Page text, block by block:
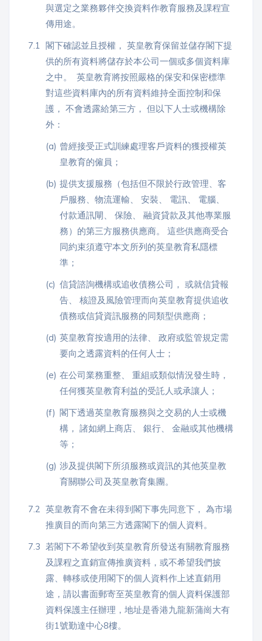
篩選結果
與選定之業務夥伴交換資料作教育服務及課程宣
傳用途。
7.1 閣下確認並且授權， 英皇教育保留並儲存閣下提
供的所有資料將儲存於本公司一個或多個資料庫
之中。 英皇教育將按照嚴格的保安和保密標準
對這些資料庫內的所有資料維持全面控制和保
護， 不會透露給第三方， 但以下人士或機構除
外：
(a) 曾經接受正式訓練處理客戶資料的獲授權英
皇教育的僱員；
(b) 提供支援服務（包括但不限於行政管理、客
戶服務、物流運輸、 安裝、 電訊、 電腦、
付款通訊閘、 保險、 融資貸款及其他專業服
務）的第三方服務供應商。 這些供應商受合
同約束須遵守本文所列的英皇教育私隱標
準；
(c) 信貸諮詢機構或追收債務公司， 或就信貸報
告、 核證及風險管理而向英皇教育提供追收
債務或信貸資訊服務的同類型供應商；
(d) 英皇教育按適用的法律、 政府或監管規定需
要向之透露資料的任何人士；
(e) 在公司業務重整、 重組或類似情況發生時，
任何獲英皇教育利益的受託人或承讓人；
(f) 閣下透過英皇教育服務與之交易的人士或機
構， 諸如網上商店、 銀行、 金融或其他機構
等；
(g) 涉及提供閣下所須服務或資訊的其他英皇教
育關聯公司及英皇教育集團。
7.2 英皇教育不會在未得到閣下事先同意下， 為市場
推廣目的而向第三方透露閣下的個人資料。
7.3 若閣下不希望收到英皇教育所發送有關教育服務
及課程之直銷宣傳推廣資料，或不希望我們披
露、轉移或使用閣下的個人資料作上述直銷用
途，請以書面郵寄至英皇教育的個人資料保護部
資料保護主任辦理，地址是香港九龍新蒲崗大有
街1號勤達中心8樓。